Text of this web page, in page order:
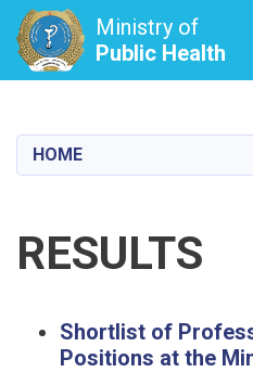
Ministry of
Public Health
HOME
RESULTS
Shortlist of
Positions at the